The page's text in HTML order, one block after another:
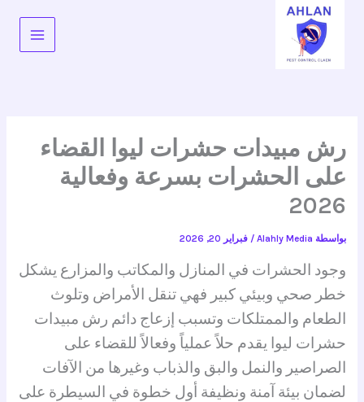
المحتوى
رش مبيدات حشرات ليوا القضاء
على الحشرات بسرعة وفعالية
2026
بواسطة Alahly Media
/فبراير 20, 2026
وجود الحشرات في المنازل والمكاتب والمزارع يشكل
خطر صحي وبيئي كبير فهي تنقل الأمراض وتلوث
الطعام والممتلكات وتسبب إزعاج دائم رش مبيدات
حشرات ليوا يقدم حلاً عملياً وفعالاً للقضاء على
الصراصير والنمل والبق والذباب وغيرها من الآفات
لضمان بيئة آمنة ونظيفة أول خطوة في السيطرة على